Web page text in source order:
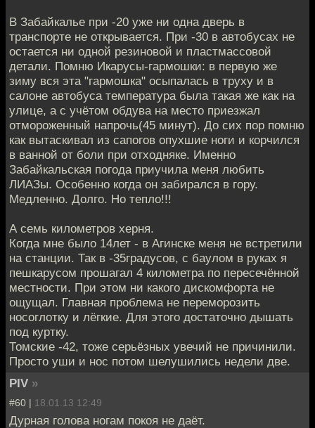
В Забайкалье при -20 уже ни одна дверь в
транспорте не открывается. При -30 в автобусах не
остается ни одной резиновой и пластмассовой
детали. Помню Икарусы-гармошки: в первую же
зиму вся эта "гармошка" осыпалась в труху и в
салоне автобуса температура была такая же как на
улице, а с учётом обдува на место приезжал
отмороженный напрочь(45 минут). До сих пор помню
как вытаскивал из сапогов опухшие ноги и корчился
в ванной от боли при отходняке. Именно
Забайкальская погода приучила меня любить
ЛИАЗы. Особенно когда он забирался в гору.
Медленно. Долго. Но тепло!!!
А семь километров херня.
Когда мне было 14лет - в Агинске меня не встретили
на станции. Так в -35градусов, с баулом в руках я
пешкарусом прошагал 4 километра по пересечённой
местности. При этом ни какого дискомфорта не
ощущал. Главная проблема не переморозить
носоглотку и лёгкие. Для этого достаточно дышать
под куртку.
Томские -42, тоже серьёзных увечий не причинили.
Просто уши и нос потом шелушились недели две.
PIV »
#60 | 18.01.13 12:49
Дурная голова ногам покоя не даёт.